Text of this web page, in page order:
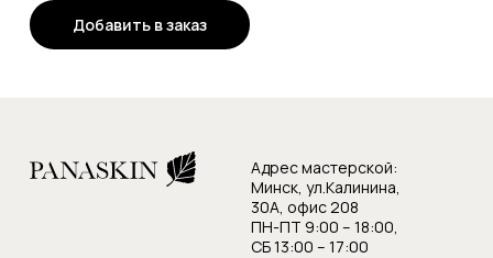
Добавить в заказ
Адрес мастерской:
Минск, ул.Калинина,
30А, офис 208
ПН-ПТ 9:00 – 18:00,
СБ 13:00 – 17:00